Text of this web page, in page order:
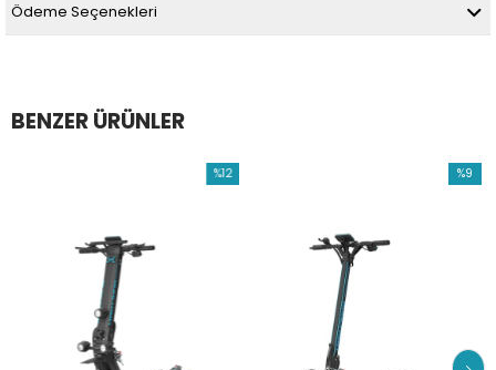
Ödeme Seçenekleri
BENZER ÜRÜNLER